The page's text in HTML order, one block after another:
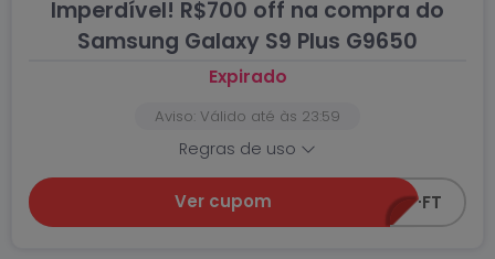
Imperdível! R$700 off na compra do
Samsung Galaxy S9 Plus G9650
Expirado
Aviso: Válido até às 23:59
Regras de uso
Ver cupom CEA-S9-FT